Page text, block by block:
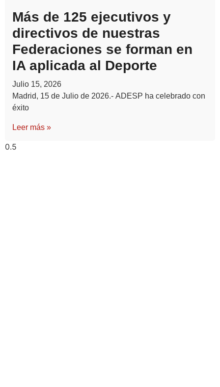
Más de 125 ejecutivos y
directivos de nuestras
Federaciones se forman en
IA aplicada al Deporte
Julio 15, 2026
Madrid, 15 de Julio de 2026.- ADESP ha celebrado con
éxito
Leer más »